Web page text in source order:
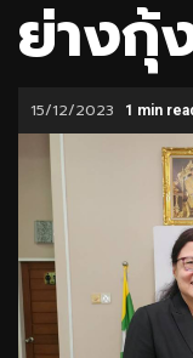
ย่างกุ้
15/12/2023 1 min